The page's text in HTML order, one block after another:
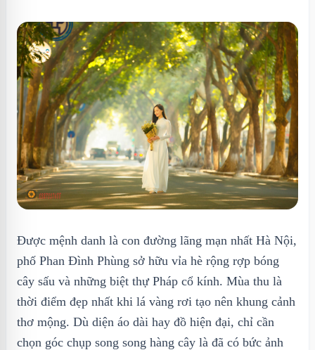
Được mệnh danh là con đường lãng mạn nhất Hà Nội,
phố Phan Đình Phùng sở hữu vỉa hè rộng rợp bóng
cây sấu và những biệt thự Pháp cổ kính. Mùa thu là
thời điểm đẹp nhất khi lá vàng rơi tạo nên khung cảnh
thơ mộng. Dù diện áo dài hay đồ hiện đại, chỉ cần
chọn góc chụp song song hàng cây là đã có bức ảnh